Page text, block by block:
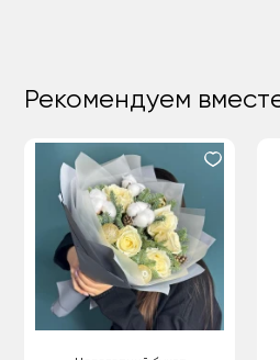
Рекомендуем